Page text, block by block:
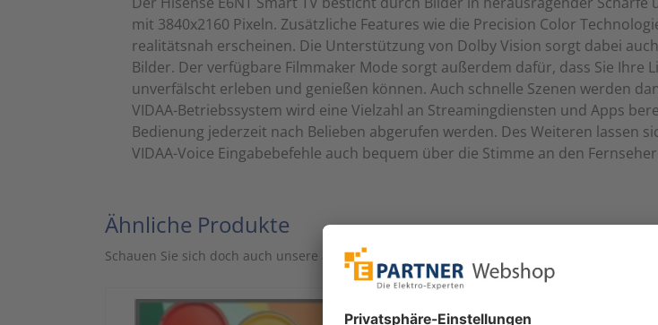
mit 3840x2160 Pixeln. Zusätzliche Features wie die Precision Color
realitätsnah erscheinen. Die Unterstützung von Dolby Vision sorgt dabei
Bilder. Der verfügbare Filmmaker Mode sorgt außerdem dafür, dass Sie
unverfälscht erleben und genießen können. Auch schnelle Szenen werden
VIDAA-Betriebssystem wird eine Vielzahl an Streamingdiensten und Apps
Bedienung jederzeit nach Belieben abgerufen werden. Des Weiteren lassen
VIDAA-Voice Eingabebefehle auch bequem über die Stimme an den
Ähnliche Produkte
Schauen Sie sich doch auch unsere ähnlichen Artikel an.